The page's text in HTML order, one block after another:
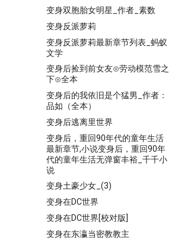
变身双胞胎女明星_作者_素数
变身反派萝莉
变身反派萝莉最新章节列表_蚂蚁
文学
变身后捡到前女友⊙劳动模范雪之
下⊙全本
变身后的我依旧是个猛男_作者：
品如（全本）
变身后逃离里世界
变身后，重回90年代的童年生活
最新章节,小说变身后，重回90年
代的童年生活无弹窗丰裕_千千小
说
变身土豪少女_(3)
变身在DC世界
变身在DC世界[校对版]
变身在东瀛当密教教主